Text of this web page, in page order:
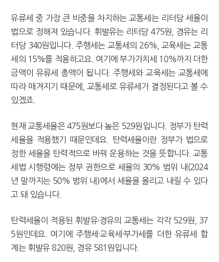
유류세 중 가장 큰 비중을 차지하는 교통세는 리터당 세율이
법으로 정해져 있습니다. 휘발유는 리터당 475원, 경유는 리
터당 340원입니다. 주행세는 교통세의 26%, 교육세는 교통
세의 15%를 적용하고요. 여기에 부가가치세 10%까지 더한
금액이 유류세 총액이 됩니다. 주행세와 교육세는 교통세에
따라 매겨지기 때문에, 교통세로 유류세가 결정된다고 볼 수
있겠죠.
현재 교통세율은 475원보다 높은 529원입니다. 정부가 탄력
세율을 적용했기 때문인데요. 탄력세율이란 정부가 법으로
정한 세율을 탄력적으로 바꿔 운용하는 것을 뜻합니다. 교통
세법 시행령에는 정부 권한으로 세율의 30% 범위 내(2024
년 말까지는 50% 범위 내)에서 세율을 올리고 내릴 수 있다
고 돼 있습니다.
탄력세율이 적용된 휘발유·경유의 교통세는 각각 529원, 37
5원인데요. 여기에 주행세·교육세·부가세를 더한 유류세 합
계는 휘발유 820원, 경유 581원입니다.